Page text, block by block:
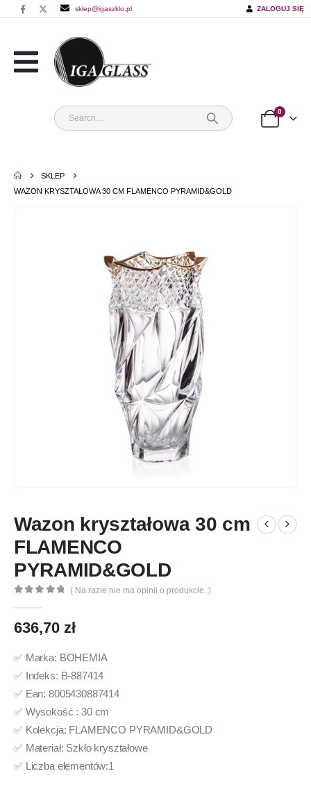
sklep@igaszklo.pl ZALOGUJ SIĘ
0
SKLEP
WAZON KRYSZTAŁOWA 30 CM FLAMENCO PYRAMID&GOLD
Wazon kryształowa 30 cm
FLAMENCO
PYRAMID&GOLD
( Na razie nie ma opinii o produkcie. )
636,70 zł
✅ Marka: BOHEMIA
✅ Indeks: B-887414
✅ Ean: 8005430887414
✅ Wysokość : 30 cm
✅ Kolekcja: FLAMENCO PYRAMID&GOLD
✅ Materiał: Szkło kryształowe
✅ Liczba elementów:1